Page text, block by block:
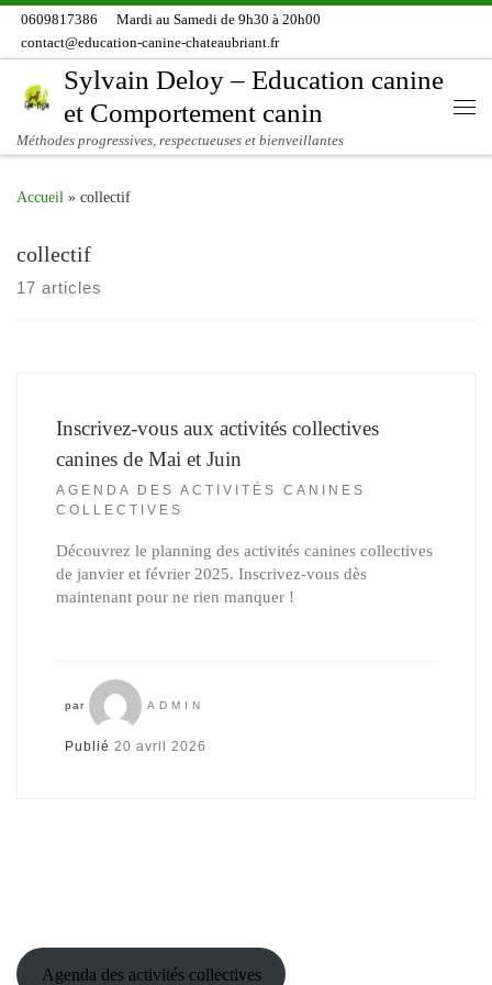
Skip to content
0609817386
Mardi au Samedi de 9h30 à 20h00
contact@education-canine-chateaubriant.fr
Sylvain Deloy – Education canine
et Comportement canin
Méthodes progressives, respectueuses et bienveillantes
Accueil » collectif
collectif
17 articles
Inscrivez-vous aux activités collectives
canines de Mai et Juin
AGENDA DES ACTIVITÉS CANINES
COLLECTIVES
Découvrez le planning des activités canines collectives
de janvier et février 2025. Inscrivez-vous dès
maintenant pour ne rien manquer !
par ADMIN
Publié20 avril 2026
Agenda des activités collectives